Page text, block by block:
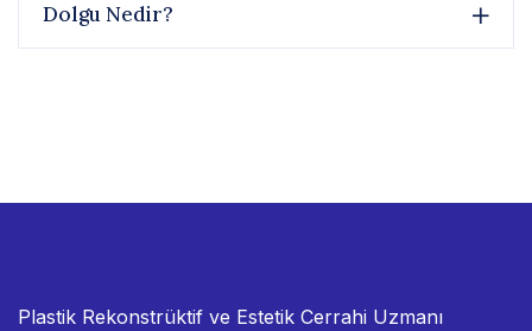
Dolgu Nedir?
Plastik Rekonstrüktif ve Estetik Cerrahi Uzmanı